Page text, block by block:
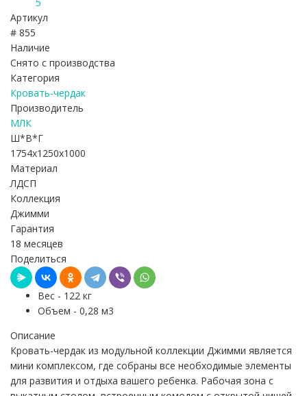
Артикул
# 855
Наличие
Снято с производства
Категория
Кровать-чердак
Производитель
МЛК
Ш*В*Г
1754x1250x1000
Материал
ЛДСП
Коллекция
Джимми
Гарантия
18 месяцев
Поделиться
Вес - 122 кг
Объем - 0,28 м3
Описание
Кровать-чердак из модульной коллекции Джимми является
мини комплексом, где собраны все необходимые элементы
для развития и отдыха вашего ребенка. Рабочая зона с